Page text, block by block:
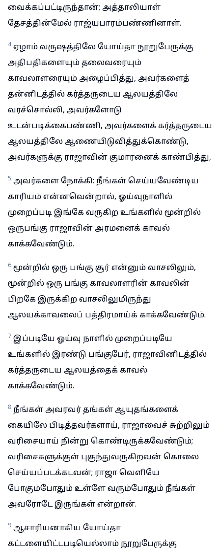
வைக்கப்பட்டிருந்தான்; அத்தாலியாள்
தேசத்தின்மேல் ராஜ்யபாரம்பண்ணினாள்.
4 ஏழாம் வருஷத்திலே யோய்தா நூறுபேருக்கு
அதிபதிகளையும் தலைவரையும்
காவலாளரையும் அழைப்பித்து, அவர்களைத்
தன்னிடத்தில் கர்த்தருடைய ஆலயத்திலே
வரச்சொல்லி, அவர்களோடு
உடன்படிக்கைபண்ணி, அவர்களைக் கர்த்தருடைய
ஆலயத்திலே ஆணையிடுவித்துக்கொண்டு,
அவர்களுக்கு ராஜாவின் குமாரனைக் காண்பித்து,
5 அவர்களை நோக்கி: நீங்கள் செய்யவேண்டிய
காரியம் என்னவென்றால், ஓய்வுநாளில்
முறைப்படி இங்கே வருகிற உங்களில் மூன்றில்
ஒருபங்கு ராஜாவின் அரமனைக் காவல்
காக்கவேண்டும்.
6 மூன்றில் ஒரு பங்கு சூர் என்னும் வாசலிலும்,
மூன்றில் ஒரு பங்கு காவலாளரின் காவலின்
பிறகே இருக்கிற வாசலிலுமிருந்து
ஆலயக்காவலைப் பத்திரமாய்க் காக்கவேண்டும்.
7 இப்படியே ஓய்வு நாளில் முறைப்படியே
உங்களில் இரண்டு பங்குபேர், ராஜாவினிடத்தில்
கர்த்தருடைய ஆலயத்தைக் காவல்
காக்கவேண்டும்.
8 நீங்கள் அவரவர் தங்கள் ஆயுதங்களைக்
கையிலே பிடித்தவர்களாய், ராஜாவைச் சுற்றிலும்
வரிசையாய் நின்று கொண்டிருக்கவேண்டும்;
வரிசைகளுக்குள் புகுந்துவருகிறவன் கொலை
செய்யப்படக்கடவன்; ராஜா வெளியே
போகும்போதும் உள்ளே வரும்போதும் நீங்கள்
அவரோடே இருங்கள் என்றான்.
9 ஆசாரியனாகிய யோய்தா
கட்டளையிட்டபடியெல்லாம் நூறுபேருக்கு